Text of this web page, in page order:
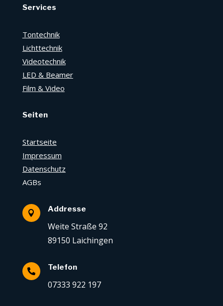
Services
Tontechnik
Lichttechnik
Videotechnik
LED & Beamer
Film & Video
Seiten
Startseite
Impressum
Datenschutz
AGBs
 Addresse
Weite Straße 92
89150 Laichingen
 Telefon
07333 922 197